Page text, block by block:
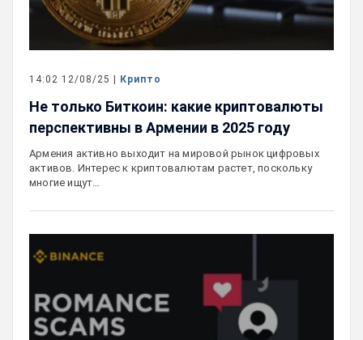
14:02 12/08/25 | Крипто
Не только Биткоин: какие криптовалюты
перспективны в Армении в 2025 году
Армения активно выходит на мировой рынок цифровых
активов. Интерес к криптовалютам растет, поскольку
многие ищут…